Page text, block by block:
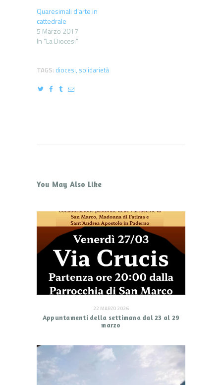
Quaresimali d’arte in
cattedrale
5 Marzo 2017
In "La Diocesi"
TAGS: diocesi, solidarietà
You May Also Like
22 MARZO 2026
Appuntamenti della settimana dal 23 al 29
marzo